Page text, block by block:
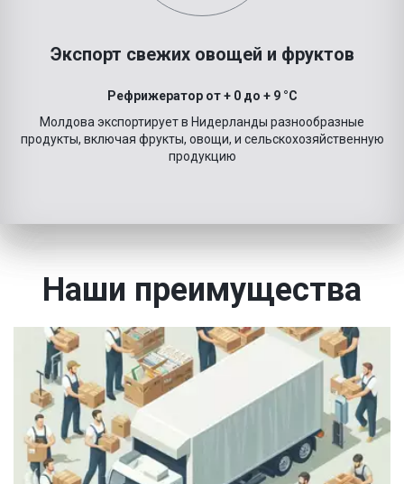
Экспорт свежих овощей и фруктов
Рефрижератор от + 0 до + 9 °C
Молдова экспортирует в Нидерланды разнообразные
продукты, включая фрукты, овощи, и сельскохозяйственную
продукцию
Наши преимущества